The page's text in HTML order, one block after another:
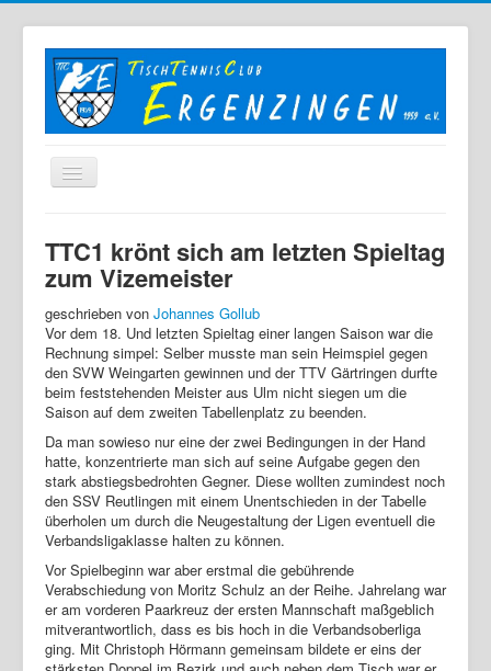
Der TTC
Berichte
Bilder
Links
Sonstiges
Archiv
Login
TTC1 krönt sich am letzten Spieltag
zum Vizemeister
geschrieben von Johannes Gollub
Vor dem 18. Und letzten Spieltag einer langen Saison war die
Rechnung simpel: Selber musste man sein Heimspiel gegen
den SVW Weingarten gewinnen und der TTV Gärtringen durfte
beim feststehenden Meister aus Ulm nicht siegen um die
Saison auf dem zweiten Tabellenplatz zu beenden.
Da man sowieso nur eine der zwei Bedingungen in der Hand
hatte, konzentrierte man sich auf seine Aufgabe gegen den
stark abstiegsbedrohten Gegner. Diese wollten zumindest noch
den SSV Reutlingen mit einem Unentschieden in der Tabelle
überholen um durch die Neugestaltung der Ligen eventuell die
Verbandsligaklasse halten zu können.
Vor Spielbeginn war aber erstmal die gebührende
Verabschiedung von Moritz Schulz an der Reihe. Jahrelang war
er am vorderen Paarkreuz der ersten Mannschaft maßgeblich
mitverantwortlich, dass es bis hoch in die Verbandsoberliga
ging. Mit Christoph Hörmann gemeinsam bildete er eins der